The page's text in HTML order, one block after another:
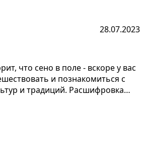
28.07.2023
что сено в поле - вскоре у вас
и познакомиться с
и традиций. Расшифровка